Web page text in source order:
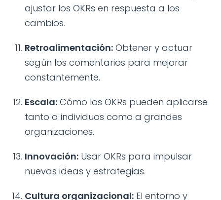
ajustar los OKRs en respuesta a los
cambios.
Retroalimentación: Obtener y actuar
según los comentarios para mejorar
constantemente.
Escala: Cómo los OKRs pueden aplicarse
tanto a individuos como a grandes
organizaciones.
Innovación: Usar OKRs para impulsar
nuevas ideas y estrategias.
Cultura organizacional: El entorno y